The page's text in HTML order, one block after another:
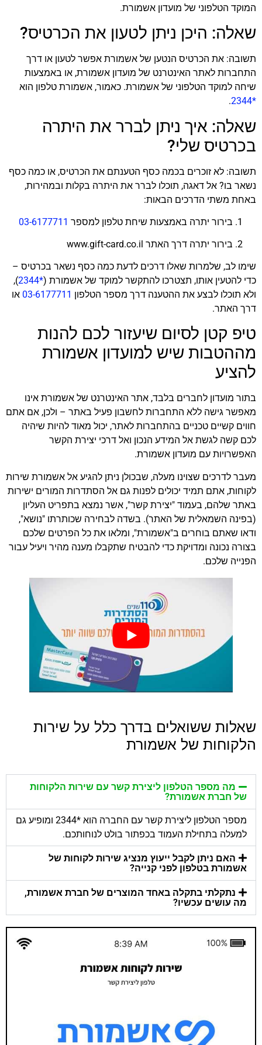
המוקד הטלפוני של מועדון אשמורת.
שאלה: היכן ניתן לטעון את הכרטיס?
תשובה: את הכרטיס הנטען של אשמורת אפשר לטעון או דרך
התחברות לאתר האינטרנט של מועדון אשמורת, או באמצעות
שיחה למוקד הטלפוני של אשמורת. כאמור, אשמורת טלפון הוא
*2344
.
שאלה: איך ניתן לברר את היתרה
בכרטיס שלי?
תשובה: לא זוכרים בכמה כסף הטענתם את הכרטיס, או כמה כסף
נשאר בו? אל דאגה, תוכלו לברר את היתרה בקלות ובמהירות,
באחת משתי הדרכים הבאות:
בירור יתרה באמצעות שיחת טלפון למספר 03-6177711
בירור יתרה דרך האתר www.gift-card.co.il
שימו לב, שלמרות שאלו דרכים לדעת כמה כסף נשאר בכרטיס –
כדי להטעין אותו, תצטרכו להתקשר למוקד של אשמורת (*2344
),
ולא תוכלו לבצע את ההטענה דרך מספר הטלפון 03-6177711 או
דרך האתר.
טיפ קטן לסיום שיעזור לכם להנות
מההטבות שיש למועדון אשמורת
להציע
בתור מועדון לחברים בלבד, אתר האינטרנט של אשמורת אינו
מאפשר גישה ללא התחברות לחשבון פעיל באתר – ולכן, אם אתם
חווים קשיים טכניים בהתחברות לאתר, יכול מאוד להיות שיהיה
לכם קשה לגשת אל המידע הנכון ואל דרכי יצירת הקשר
האפשרויות עם מועדון אשמורת.
מעבר לדרכים שצוינו מעלה, שבכולן ניתן להגיע אל אשמורת שירות
לקוחות, אתם תמיד יכולים לפנות גם אל הסתדרות המורים ישירות
באתר שלהם, בעמוד "יצירת קשר", אשר נמצא בתפריט העליון
(בפינה השמאלית של האתר). בשדה לבחירה שכותרתו "נושא",
ודאו שאתם בוחרים ב"אשמורת", ומלאו את כל הפרטים שלכם
בצורה נכונה ומדויקת כדי להבטיח שתקבלו מענה מהיר ויעיל עבור
הפנייה שלכם.
שאלות ששואלים בדרך כלל על שירות
הלקוחות של אשמורת
מה מספר הטלפון ליצירת קשר עם שירות הלקוחות
של חברת אשמורת?
מספר הטלפון ליצירת קשר עם החברה הוא *2344 ומופיע גם
למעלה בתחילת העמוד בכפתור בולט לנוחותכם.
האם ניתן לקבל ייעוץ מנציג שירות לקוחות של
אשמורת בטלפון לפני קנייה?
נתקלתי בתקלה באחד המוצרים של חברת אשמורת,
מה עושים עכשיו?